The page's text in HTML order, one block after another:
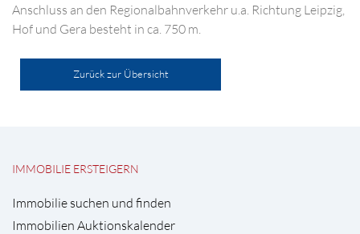
Anschluss an den Regionalbahnverkehr u.a. Richtung Leipzig,
Hof und Gera besteht in ca. 750 m.
Zurück zur Übersicht
IMMOBILIE ERSTEIGERN
Immobilie suchen und finden
Immobilien Auktionskalender